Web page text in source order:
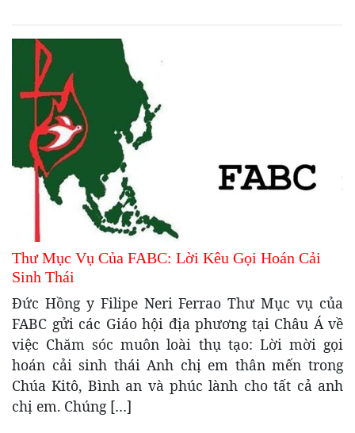
Thư Mục Vụ Của FABC: Lời Kêu Gọi Hoán Cải
Sinh Thái
Đức Hồng y Filipe Neri Ferrao Thư Mục vụ của
FABC gửi các Giáo hội địa phương tại Châu Á về
việc Chăm sóc muôn loài thụ tạo: Lời mời gọi
hoán cải sinh thái Anh chị em thân mến trong
Chúa Kitô, Bình an và phúc lành cho tất cả anh
chị em. Chúng […]